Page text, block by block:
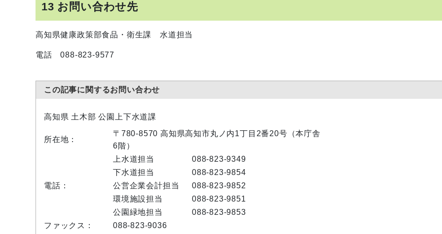
13 お問い合わせ先
高知県健康政策部食品・衛生課 水道担当
電話 088‐823‐9577
この記事に関するお問い合わせ
高知県 土木部 公園上下水道課
所在地：
〒780-8570 高知県高知市丸ノ内1丁目2番20号（本庁舎
6階）
電話：
上水道担当
088-823-9349
下水道担当
088-823-9854
公営企業会計担当
088-823-9852
環境施設担当
088-823-9851
公園緑地担当
088-823-9853
ファックス：
088-823-9036